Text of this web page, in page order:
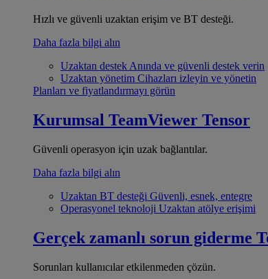
Hızlı ve güvenli uzaktan erişim ve BT desteği.
Daha fazla bilgi alın
Uzaktan destek Anında ve güvenli destek verin
Uzaktan yönetim Cihazları izleyin ve yönetin
Planları ve fiyatlandırmayı görün
Kurumsal TeamViewer Tensor
Güvenli operasyon için uzak bağlantılar.
Daha fazla bilgi alın
Uzaktan BT desteği Güvenli, esnek, entegre
Operasyonel teknoloji Uzaktan atölye erişimi
Gerçek zamanlı sorun giderme
Sorunları kullanıcılar etkilenmeden çözün.